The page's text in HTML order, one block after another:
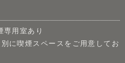
専用室あり
別に喫煙スペースをご用意してお